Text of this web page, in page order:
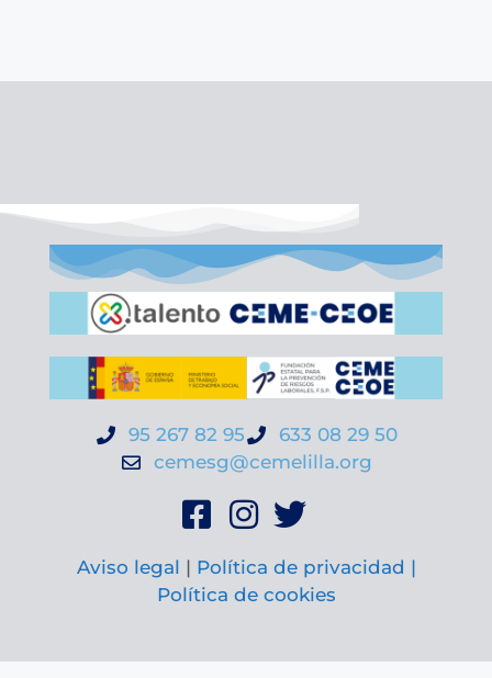
95 267 82 95
633 08 29 50
cemesg@cemelilla.org
Aviso legal | Política de privacidad |
Política de cookies